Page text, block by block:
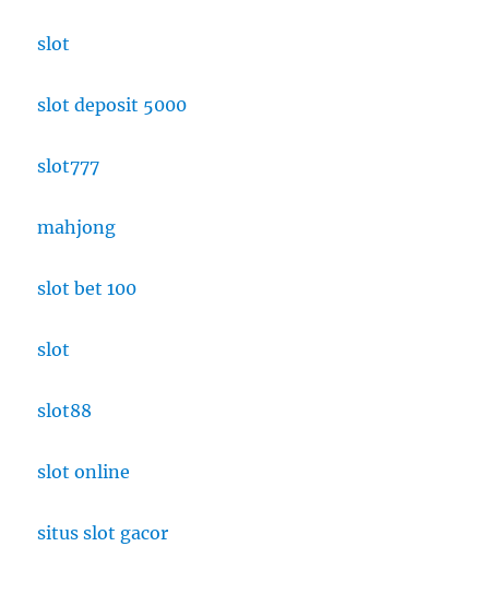
slot
slot deposit 5000
slot777
mahjong
slot bet 100
slot
slot88
slot online
situs slot gacor